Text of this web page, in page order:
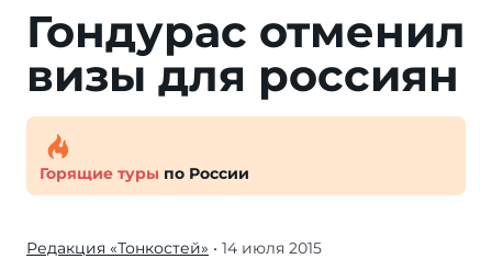
Гондурас отменил
визы для россиян
Горящие туры по России
Редакция «Тонкостей» • 14 июля 2015